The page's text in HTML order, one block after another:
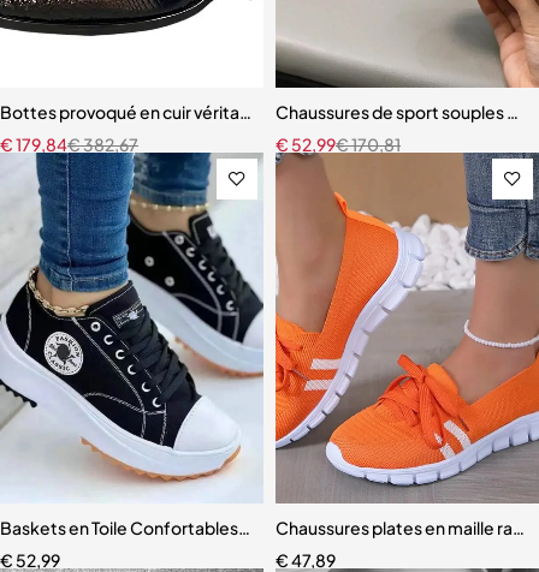
Bottes provoqué en cuir véritable pour hommes
€382,67
€179,84
Chaussures de sport souples et
€170,81
€ 52,99
Baskets en Toile Confortables et Respirantes pour Femme
€ 52,99
Chaussures plates en maille
€47,89